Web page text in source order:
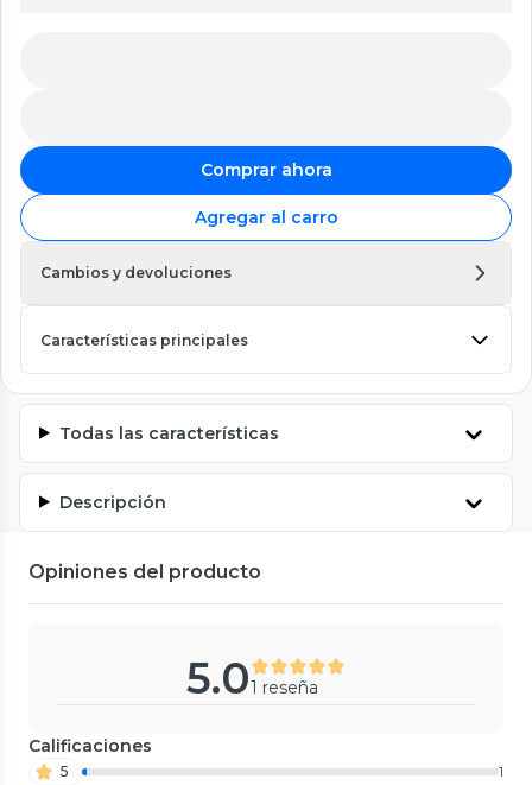
Comprar ahora
Agregar al carro
Cambios y devoluciones
Características principales
Todas las características
Descripción
Opiniones del producto
5.01 reseña
Calificaciones
5
1